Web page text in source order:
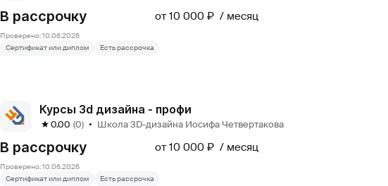
В рассрочку от 10 000 ₽ месяц
Проверено: 10.06.2026
Сертификат или диплом
Есть рассрочка
Курсы 3d дизайна - профи
0.00 (0) Школа 3D-дизайна Иосифа Четвертакова
В рассрочку от 10 000 ₽ месяц
Проверено: 10.06.2026
Сертификат или диплом
Есть рассрочка